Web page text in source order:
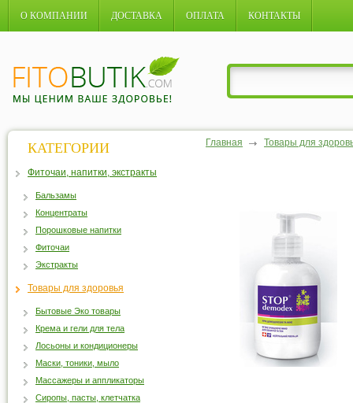
О КОМПАНИИ ДОСТАВКА ОПЛАТА КОНТАКТЫ
Главная Товары для
КАТЕГОРИИ
Фиточаи, напитки, экстракты
Бальзамы
Концентраты
Порошковые напитки
Фиточаи
Экстракты
Товары для здоровья
Бытовые Эко товары
Крема и гели для тела
Лосьоны и кондиционеры
Маски, тоники, мыло
Массажеры и аппликаторы
Сиропы, пасты, клетчатка